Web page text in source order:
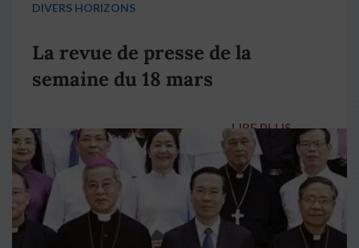
DIVERS HORIZONS
La revue de presse de la
semaine du 18 mars
LIRE PLUS →